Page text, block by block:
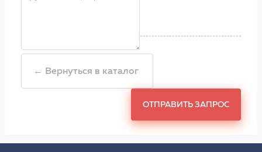
← Вернуться в каталог
ОТПРАВИТЬ ЗАПРОС